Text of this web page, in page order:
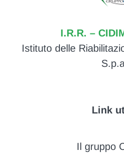
I.R.R. –
Istituto delle
Link
Il gruppo